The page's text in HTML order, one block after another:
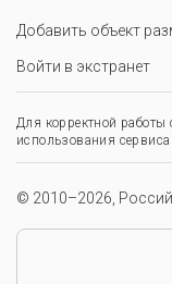
Добавить объект
Войти в экстранет
Для корректной
использования
© 2010–2026,